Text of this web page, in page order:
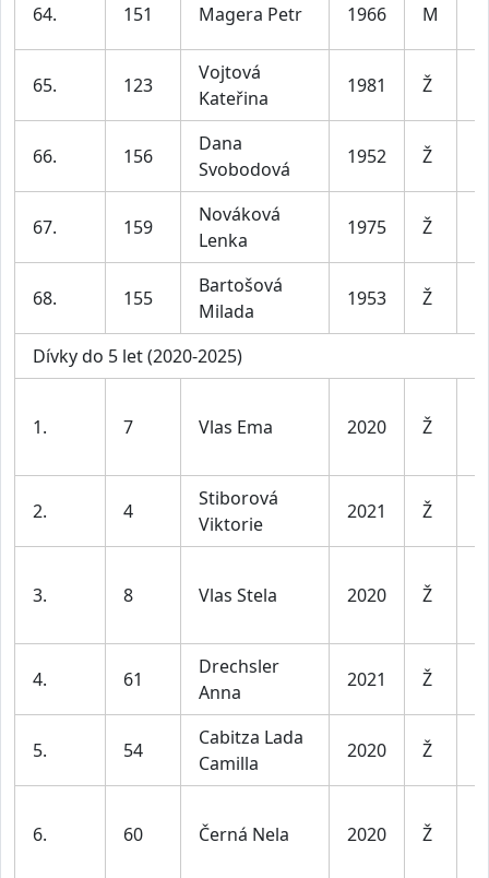
64. 151 Magera Petr 1966 M
65. 123
Vojtová
Kateřina
1981 Ž
66. 156
Dana
Svobodová
1952 Ž
67. 159
Nováková
Lenka
1975 Ž
68. 155
Bartošová
Milada
1953 Ž
Dívky do 5 let (2020-2025)
1. 7 Vlas Ema 2020 Ž
2. 4
Stiborová
Viktorie
2021 Ž
3. 8 Vlas Stela 2020 Ž
4. 61
Drechsler
Anna
2021 Ž
5. 54
Cabitza Lada
Camilla
2020 Ž
6. 60 Černá Nela 2020 Ž